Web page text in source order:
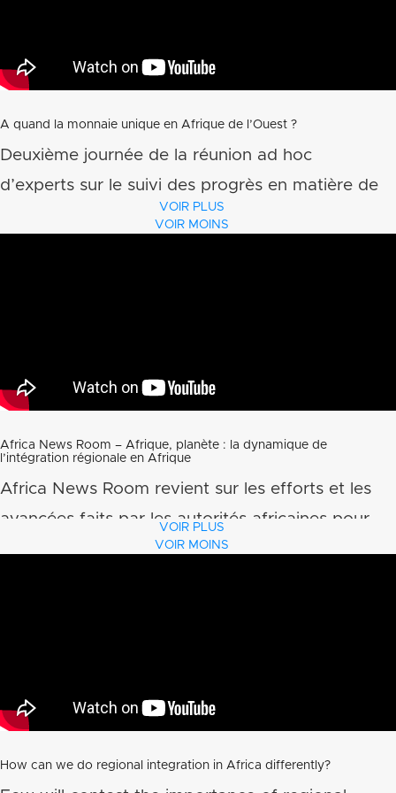
A quand la monnaie unique en Afrique de l’Ouest ?
Deuxième journée de la réunion ad hoc
d’experts sur le suivi des progrès en matière de
politique macroéconomique et de convergence
VOIR PLUS
VOIR MOINS
Africa News Room – Afrique, planète : la dynamique de
l’intégration régionale en Afrique
Africa News Room revient sur les efforts et les
avancées faits par les autorités africaines pour
favoriser l’intégration
VOIR PLUS
VOIR MOINS
How can we do regional integration in Africa differently?